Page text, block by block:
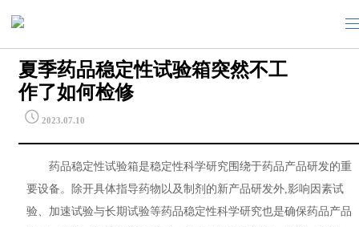
夏季药品稳定性试验箱突然不工
作了如何检修
2023.07.10
药品稳定性试验箱是稳定性科学研究围绕于药品产品研发的重
要设备。除开具体指导药物以及制剂的新产品研发外,影响因素试
验、加速试验与长期试验等药品稳定性科学研究也是确保药品产品